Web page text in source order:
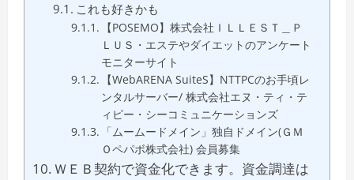
これも好きかも
【POSEMO】株式会社ＩＬＬＥＳＴ＿Ｐ
ＬＵＳ・エステやダイエットのアンケート
モニターサイト
【WebARENA SuiteS】NTTPCのお手頃レ
ンタルサーバー/ 株式会社エヌ・ティ・テ
ィピー・シーコミュニケーションズ
「ムームードメイン」独自ドメイン(ＧＭ
Ｏペパボ株式会社) 会員募集
ＷＥＢ契約で資金化できます。資金調達は